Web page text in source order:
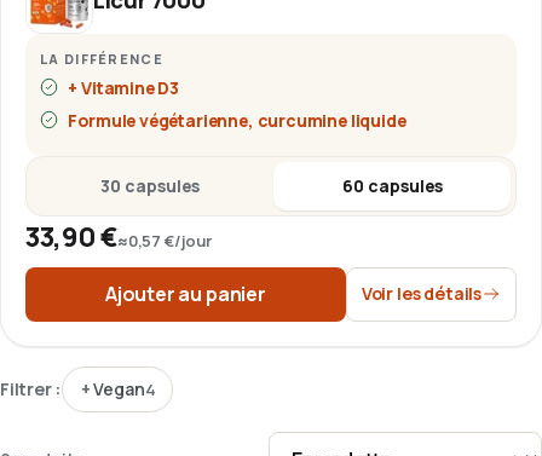
LA DIFFÉRENCE
+ Vitamine D3
Formule végétarienne, curcumine liquide
30 capsules 60 capsules
33,90 €≈0,57 €/jour
Ajouter au panier Voir les détails
Filtrer : +Vegan4
8 produits · Vue en grille · Trier par En vedette